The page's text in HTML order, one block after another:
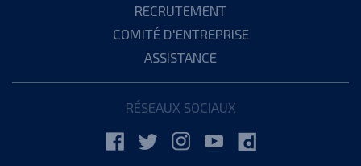
RECRUTEMENT
COMITÉ D'ENTREPRISE
ASSISTANCE
RÉSEAUX SOCIAUX